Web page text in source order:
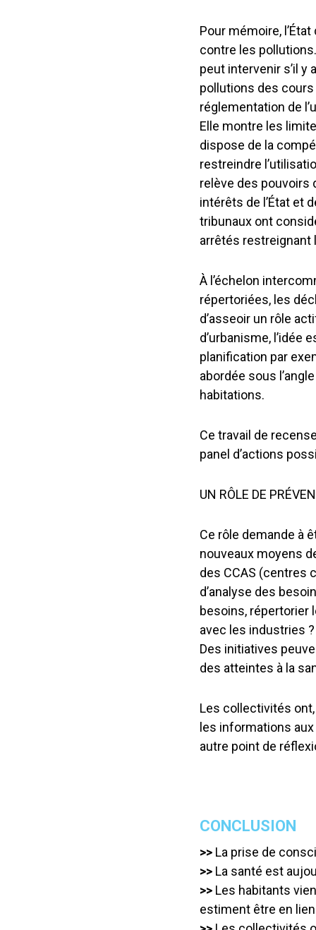
Pour mémoire,
contre les
peut intervenir s’il y
pollutions des cours
réglementation de
Elle montre les
dispose de la
restreindre
relève des pouvoirs
intérêts de l’État et
tribunaux ont
arrêtés restreignant
À l’échelon
répertoriées, les
d’asseoir un rôle
d’urbanisme, l’idée
planification par
abordée sous
habitations.
Ce travail de
panel d’actions
UN RÔLE DE
Ce rôle demande à
nouveaux moyens
des CCAS (centres
d’analyse des
besoins, répertorier
avec les industries
Des initiatives
des atteintes à la
Les collectivités ont,
les informations
autre point de
CONCLUSION
>> La prise de
>> La santé est
>> Les habitants
estiment être en